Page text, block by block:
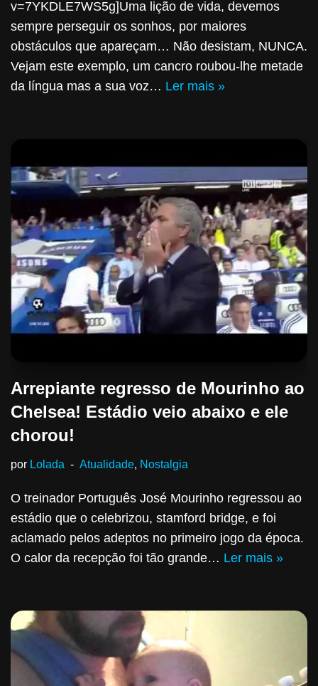
v=7YKDLE7WS5g]Uma lição de vida, devemos
sempre perseguir os sonhos, por maiores
obstáculos que apareçam… Não desistam, NUNCA.
Vejam este exemplo, um cancro roubou-lhe metade
da língua mas a sua voz… Ler mais »
Arrepiante regresso de Mourinho ao
Chelsea! Estádio veio abaixo e ele
chorou!
por Lolada Atualidade, Nostalgia
O treinador Português José Mourinho regressou ao
estádio que o celebrizou, stamford bridge, e foi
aclamado pelos adeptos no primeiro jogo da época.
O calor da recepção foi tão grande… Ler mais »